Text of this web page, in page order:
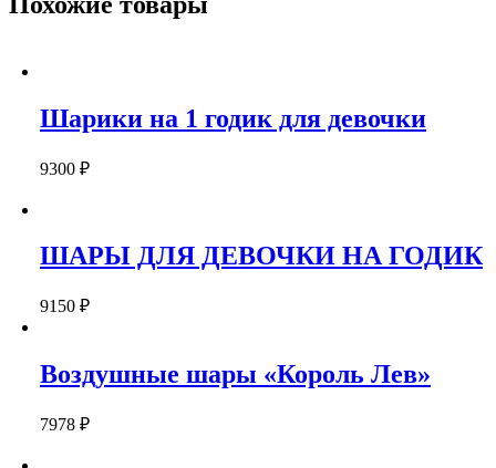
ДНЕМ
Шарики на 1 годик для девочки
9300 ₽
ШАРЫ ДЛЯ ДЕВОЧКИ НА ГОДИК
9150 ₽
Воздушные шары «Король Лев»
7978 ₽